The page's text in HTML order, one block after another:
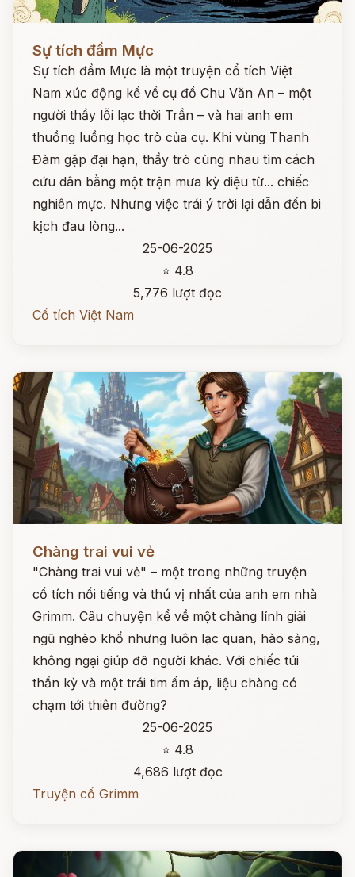
Sự tích đầm Mực
Sự tích đầm Mực là một truyện cổ tích Việt
Nam xúc động kể về cụ đồ Chu Văn An – một
người thầy lỗi lạc thời Trần – và hai anh em
thuồng luồng học trò của cụ. Khi vùng Thanh
Đàm gặp đại hạn, thầy trò cùng nhau tìm cách
cứu dân bằng một trận mưa kỳ diệu từ... chiếc
nghiên mực. Nhưng việc trái ý trời lại dẫn đến bi
kịch đau lòng...
25-06-2025
⭐ 4.8
5,776 lượt đọc
Cổ tích Việt Nam
Chàng trai vui vẻ
"Chàng trai vui vẻ" – một trong những truyện
cổ tích nổi tiếng và thú vị nhất của anh em nhà
Grimm. Câu chuyện kể về một chàng lính giải
ngũ nghèo khổ nhưng luôn lạc quan, hào sảng,
không ngại giúp đỡ người khác. Với chiếc túi
thần kỳ và một trái tim ấm áp, liệu chàng có
chạm tới thiên đường?
25-06-2025
⭐ 4.8
4,686 lượt đọc
Truyện cổ Grimm